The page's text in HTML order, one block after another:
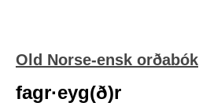
Old Norse-ensk orðabók
fagr·eyg(ð)r